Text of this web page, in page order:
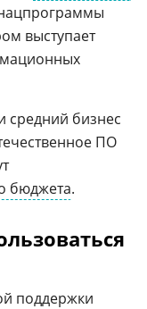
выступает
средний бизнес
ПО
бюджета.
поддержки